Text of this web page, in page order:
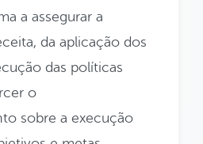
a assegurar a
da aplicação dos
das políticas
o
sobre a execução